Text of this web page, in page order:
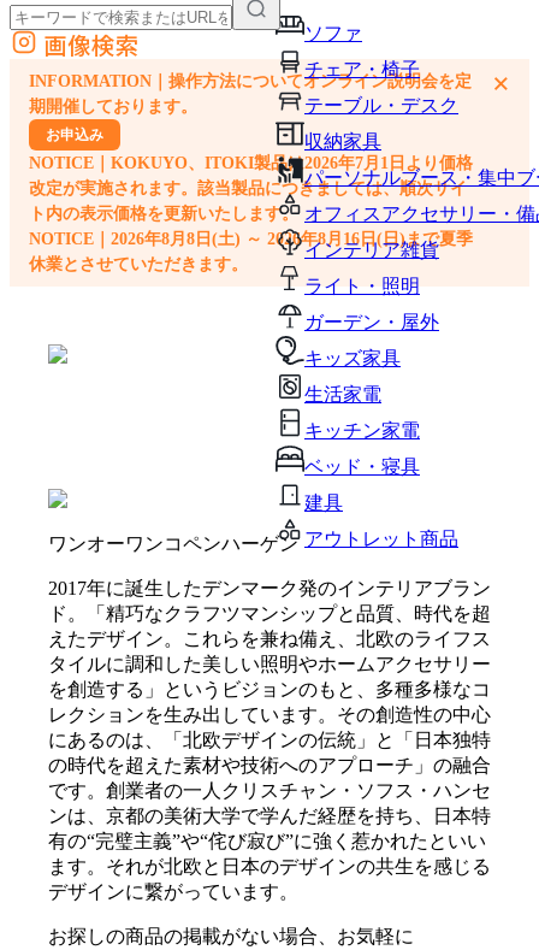
ソファ
チェア・椅子
テーブル・デスク
収納家具
パーソナルブース・集中
オフィスアクセサリー・備
インテリア雑貨
ライト・照明
ガーデン・屋外
キッズ家具
生活家電
キッチン家電
ベッド・寝具
建具
アウトレット商品
外部サイトの商品をカートに追加
他のサイトで見つけた商品ページのURLを貼り付けて、カートに追加できます
画像検索
INFORMATION｜操作方法についてオンライン説明会を定
期開催しております。
お申込み
NOTICE｜KOKUYO、ITOKI製品は2026年7月1日より価格
改定が実施されます。該当製品につきましては、順次サイ
ト内の表示価格を更新いたします。
NOTICE｜2026年8月8日(土) ～ 2026年8月16日(日)まで夏季
休業とさせていただきます。
×
ワンオーワンコペンハーゲン
2017年に誕生したデンマーク発のインテリアブラン
ド。「精巧なクラフツマンシップと品質、時代を超
えたデザイン。これらを兼ね備え、北欧のライフス
タイルに調和した美しい照明やホームアクセサリー
を創造する」というビジョンのもと、多種多様なコ
レクションを生み出しています。その創造性の中心
にあるのは、「北欧デザインの伝統」と「日本独特
の時代を超えた素材や技術へのアプローチ」の融合
です。創業者の一人クリスチャン・ソフス・ハンセ
ンは、京都の美術大学で学んだ経歴を持ち、日本特
有の“完璧主義”や“侘び寂び”に強く惹かれたといい
ます。それが北欧と日本のデザインの共生を感じる
デザインに繋がっています。
お探しの商品の掲載がない場合、お気軽に